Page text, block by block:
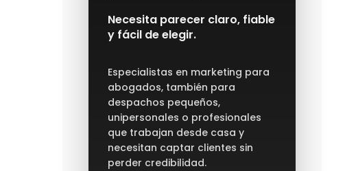
Necesita parecer claro, fiable
y fácil de elegir.
Especialistas en marketing para
abogados, también para
despachos pequeños,
unipersonales o profesionales
que trabajan desde casa y
necesitan captar clientes sin
perder credibilidad.